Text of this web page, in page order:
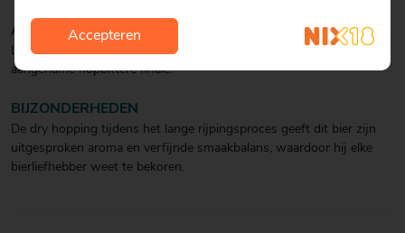
AFDRONK
Lang, zacht en evenwichtig, met een verfijnde kruidigheid en een
aangename hopbittere finale.
BIJZONDERHEDEN
De dry hopping tijdens het lange rijpingsproces geeft dit bier zijn
uitgesproken aroma en verfijnde smaakbalans, waardoor hij elke
bierliefhebber weet te bekoren.
Accepteren